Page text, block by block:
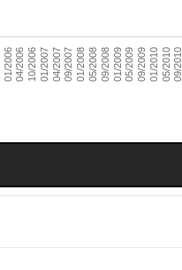
01/200604/200610/200601/200704/200709/200701/200805/200809/200801/200905/200909/200901/201005/201009/